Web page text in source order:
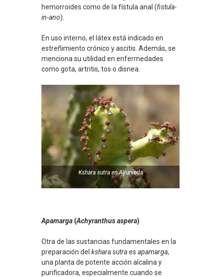
hemorroides como de la fístula anal (fistula-
in-ano).
En uso interno, el látex está indicado en
estreñimiento crónico y ascitis. Además, se
menciona su utilidad en enfermedades
como gota, artritis, tos o disnea.
Kshara sutraenAyurveda
Apamarga (Achyranthus aspera)
Otra de las sustancias fundamentales en la
preparación del kshara sutraes apamarga,
una planta de potente acción alcalina y
purificadora, especialmente cuando se